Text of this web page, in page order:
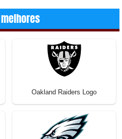
Oakland Raiders Logo